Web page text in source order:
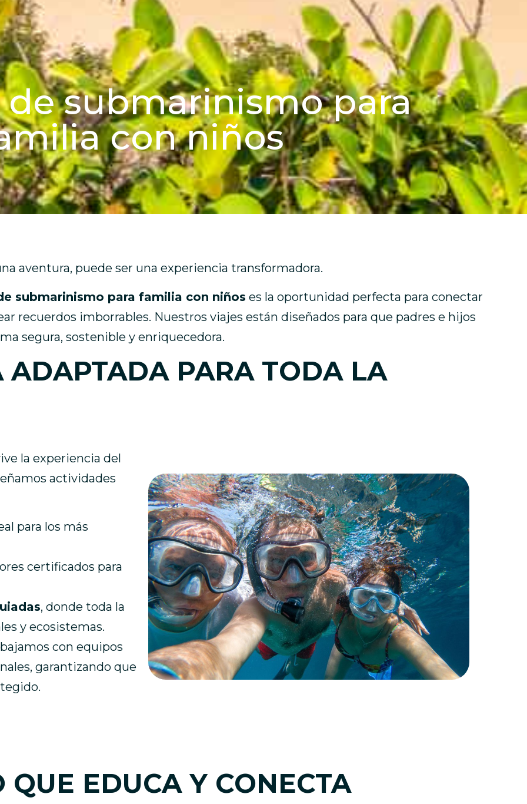
submarinismo para
con niños
aventura, puede ser una experiencia transformadora.
submarinismo para familia con niños es la oportunidad perfecta para conectar
recuerdos imborrables. Nuestros viajes están diseñados para que padres e hijos
segura, sostenible y enriquecedora.
ADAPTADA PARA TODA LA
la experiencia del
actividades
para los más
certificados para
, donde toda la
y ecosistemas.
con equipos
garantizando que
EDUCA Y CONECTA